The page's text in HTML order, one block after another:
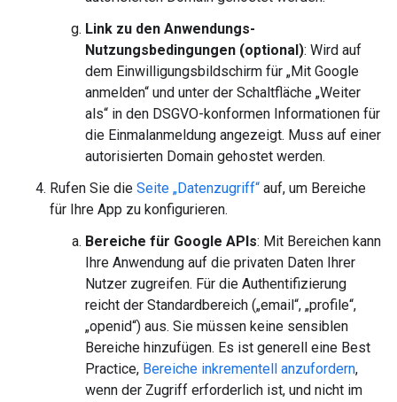
Link zu den Anwendungs-
Nutzungsbedingungen (optional): Wird auf
dem Einwilligungsbildschirm für „Mit Google
anmelden“ und unter der Schaltfläche „Weiter
als“ in den DSGVO-konformen Informationen für
die Einmalanmeldung angezeigt. Muss auf einer
autorisierten Domain gehostet werden.
Rufen Sie die Seite „Datenzugriff“ auf, um Bereiche
für Ihre App zu konfigurieren.
Bereiche für Google APIs: Mit Bereichen kann
Ihre Anwendung auf die privaten Daten Ihrer
Nutzer zugreifen. Für die Authentifizierung
reicht der Standardbereich („email“, „profile“,
„openid“) aus. Sie müssen keine sensiblen
Bereiche hinzufügen. Es ist generell eine Best
Practice, Bereiche inkrementell anzufordern,
wenn der Zugriff erforderlich ist, und nicht im